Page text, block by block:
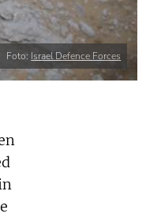
Foto: Israel Defence Forces